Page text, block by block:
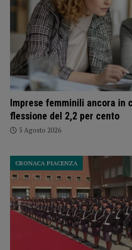
Imprese femminili ancora in
flessione del 2,2 per cento
5 Agosto 2026
CRONACA PIACENZA